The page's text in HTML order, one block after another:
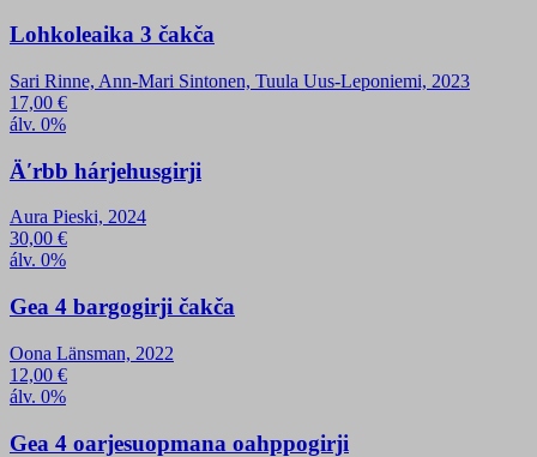
Lohkoleaika 3 čakča
Sari Rinne, Ann-Mari Sintonen, Tuula Uus-Leponiemi, 2023
17,00 €
álv. 0%
Äʹrbb hárjehusgirji
Aura Pieski, 2024
30,00 €
álv. 0%
Gea 4 bargogirji čakča
Oona Länsman, 2022
12,00 €
álv. 0%
Gea 4 oarjesuopmana oahppogirji